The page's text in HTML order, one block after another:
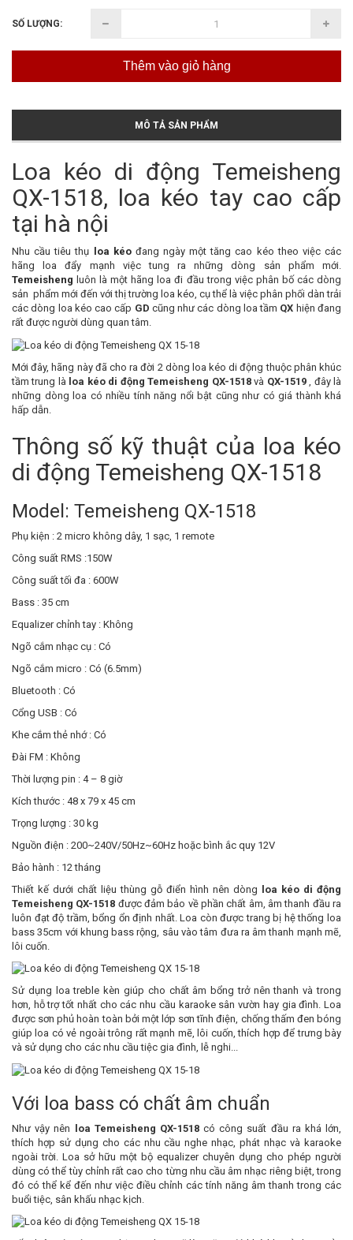
SỐ LƯỢNG:
Thêm vào giỏ hàng
MÔ TẢ SẢN PHẨM
Loa kéo di động Temeisheng
QX-1518, loa kéo tay cao cấp
tại hà nội
Nhu cầu tiêu thụ loa kéođang ngày một tăng cao kéo theo việc các
hãng loa đẩy mạnh việc tung ra những dòng sản phẩm mới.
Temeisheng luôn là một hãng loa đi đầu trong việc phân bố các dòng
sản phẩm mới đến với thị trường loa kéo, cụ thể là việc phân phối dàn trải
các dòng loa kéo cao cấp GD cũng như các dòng loa tầm QX hiện đang
rất được người dùng quan tâm.
Mới đây, hãng này đã cho ra đời 2 dòng loa kéo di động thuộc phân khúc
tầm trung là loa kéo di động Temeisheng QX-1518và QX-1519, đây là
những dòng loa có nhiều tính năng nổi bật cũng như có giá thành khá
hấp dẫn.
Thông số kỹ thuật của loa kéo
di động Temeisheng QX-1518
Model: Temeisheng QX-1518
Phụ kiện : 2 micro không dây, 1 sạc, 1 remote
Công suất RMS :150W
Công suất tối đa : 600W
Bass : 35 cm
Equalizer chỉnh tay : Không
Ngõ cắm nhạc cụ : Có
Ngõ cắm micro : Có (6.5mm)
Bluetooth : Có
Cổng USB : Có
Khe cắm thẻ nhớ : Có
Đài FM : Không
Thời lượng pin : 4 – 8 giờ
Kích thước : 48 x 79 x 45 cm
Trọng lượng : 30 kg
Nguồn điện : 200~240V/50Hz~60Hz hoặc bình ắc quy 12V
Bảo hành : 12 tháng
Thiết kế dưới chất liệu thùng gỗ điển hình nên dòng loa kéo di động
Temeisheng QX-1518 được đảm bảo về phần chất âm, âm thanh đầu ra
luôn đạt độ trầm, bổng ổn định nhất. Loa còn được trang bị hệ thống loa
bass 35cm với khung bass rộng, sâu vào tâm đưa ra âm thanh mạnh mẽ,
lôi cuốn.
Sử dụng loa treble kèn giúp cho chất âm bổng trở nên thanh và trong
hơn, hỗ trợ tốt nhất cho các nhu cầu karaoke sân vườn hay gia đình. Loa
được sơn phủ hoàn toàn bởi một lớp sơn tĩnh điện, chống thấm đen bóng
giúp loa có vẻ ngoài trông rất mạnh mẽ, lôi cuốn, thích hợp để trưng bày
và sử dụng cho các nhu cầu tiệc gia đình, lễ nghi...
Với loa bass có chất âm chuẩn
Như vậy nên loa Temeisheng QX-1518có công suất đầu ra khá lớn,
thích hợp sử dụng cho các nhu cầu nghe nhạc, phát nhạc và karaoke
ngoài trời. Loa sở hữu một bộ equalizer chuyên dụng cho phép người
dùng có thể tùy chỉnh rất cao cho từng nhu cầu âm nhạc riêng biệt, trong
đó có thể kể đến như việc điều chỉnh các tính năng âm thanh trong các
buổi tiệc, sân khấu nhạc kịch.